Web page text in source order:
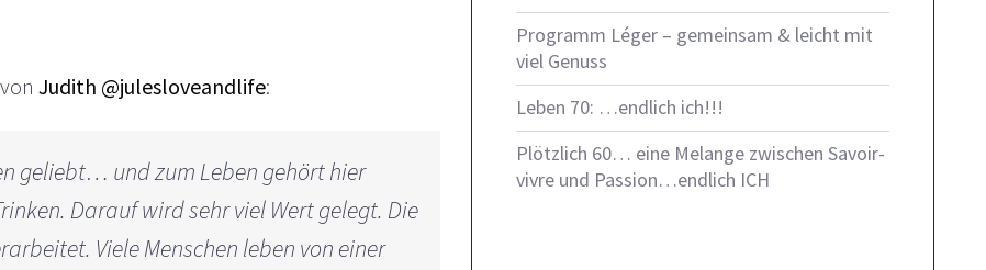
von Judith @julesloveandlife:
geliebt… und zum Leben gehört hier
Darauf wird sehr viel Wert gelegt. Die
Viele Menschen leben von einer
Programm Léger – gemeinsam & leicht mit
viel Genuss
Leben 70: …endlich ich!!!
Plötzlich 60… eine Melange zwischen Savoir-
vivre und Passion…endlich ICH